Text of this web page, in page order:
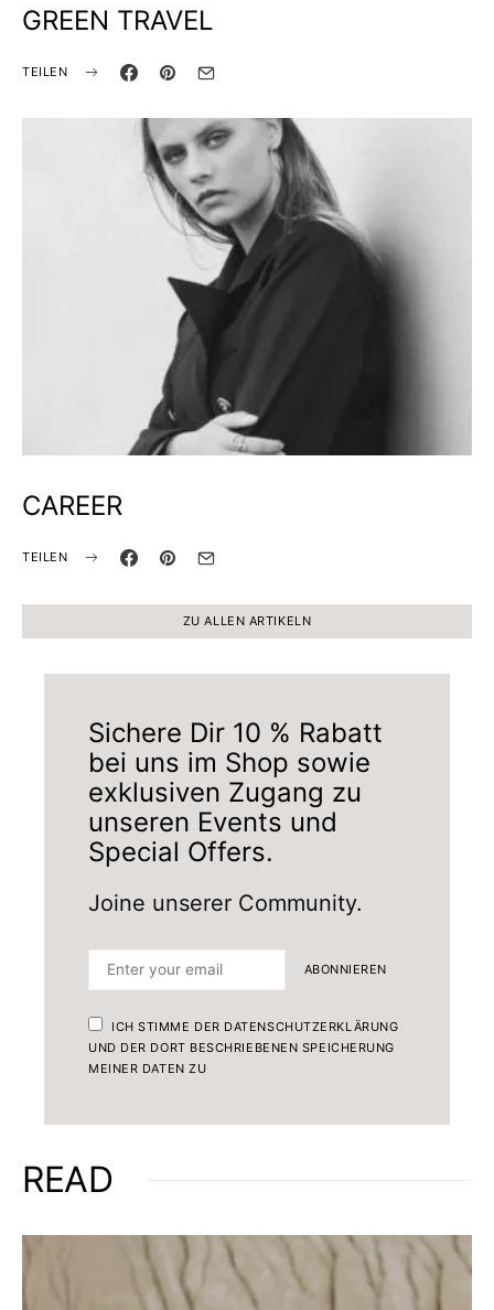
GREEN TRAVEL
TEILEN
CAREER
TEILEN
ZU ALLEN ARTIKELN
Sichere Dir 10 % Rabatt
bei uns im Shop sowie
exklusiven Zugang zu
unseren Events und
Special Offers.
Joine unserer Community.
ABONNIEREN
ICH STIMME DER DATENSCHUTZERKLÄRUNG
UND DER DORT BESCHRIEBENEN SPEICHERUNG
MEINER DATEN ZU
READ